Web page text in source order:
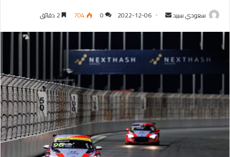
سعودي سبيد
س
ل
ب
ر
د
إ
ل
ك
2022-12-06
0
704